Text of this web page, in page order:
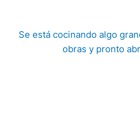
Se está cocinando algo
obras y pronto